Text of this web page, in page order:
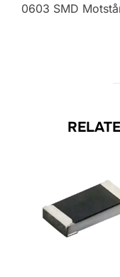
0603 SMD